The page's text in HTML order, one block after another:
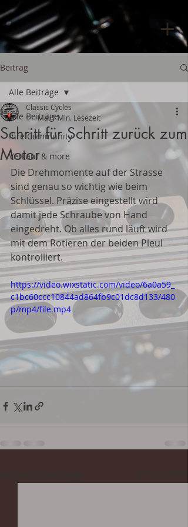
Beitrag
Alle Beiträge
Ihre Community
Verkauf & more
Alle Beiträge
Schritt für Schritt zurück zum
Motor
Classic Cycles
11. Mai1 Min. Lesezeit
Die Drehmomente auf der Strasse
sind genau so wichtig wie beim
Schlüssel. Präzise eingestellt wird
damit jede Schraube von Hand
eingedreht. Ob alles rund läuft wird
mit dem Rotieren der beiden Pleul
kontrolliert.
https://video.wixstatic.com/video/6a0a59_
c1bc60ccc10844ad864fb9c01dc8d133/480
p/mp4/file.mp4